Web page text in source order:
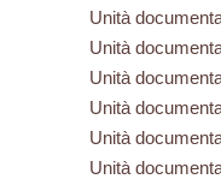
Unità
Unità
Unità
Unità
Unità
Unità